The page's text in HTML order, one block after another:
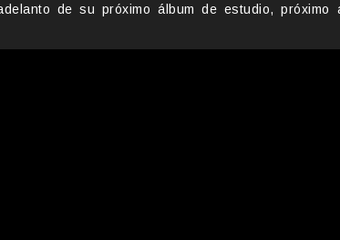
de su próximo álbum de estudio, próximo